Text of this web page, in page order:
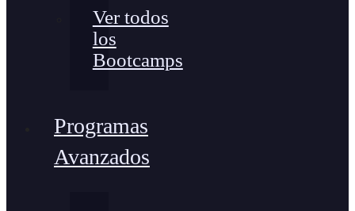
Ver todos
los
Bootcamps
Programas
Avanzados